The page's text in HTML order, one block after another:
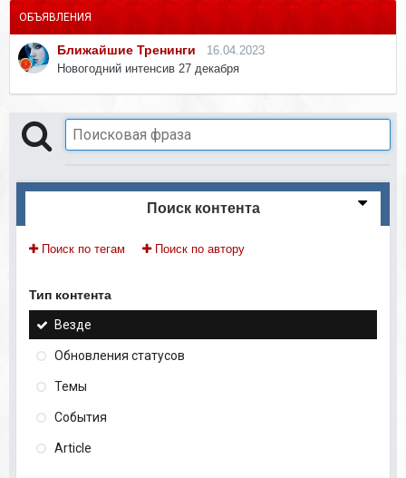
ОБЪЯВЛЕНИЯ
Ближайшие Тренинги
16.04.2023
Новогодний интенсив 27 декабря
Поиск контента
Поиск по тегам Поиск по автору
Тип контента
Везде
Обновления статусов
Темы
События
Article